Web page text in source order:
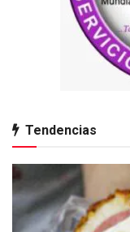
Tendencias